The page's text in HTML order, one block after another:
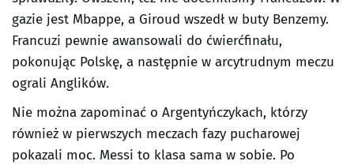
gazie jest Mbappe, a Giroud wszedł w buty Benzemy.
Francuzi pewnie awansowali do ćwierćfinału,
pokonując Polskę, a następnie w arcytrudnym meczu
ograli Anglików.
Nie można zapominać o Argentyńczykach, którzy
również w pierwszych meczach fazy pucharowej
pokazali moc. Messi to klasa sama w sobie. Po